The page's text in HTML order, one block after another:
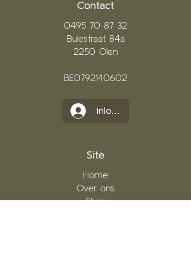
Contact
0495 70 87 32
Bulestraat 84a
2250 Olen
BE0792140602
Inloggen
Site
Home
Over ons
Shop